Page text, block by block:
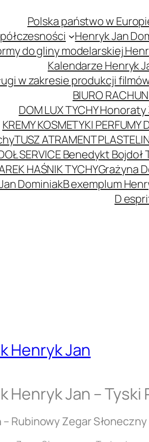
Polska państwo w
Henryk Jan
do gliny modelarskiej
Kalendarze Henryk
w zakresie produkcji
BIURO
DOM LUX TYCHY
KREMY KOSMETYKI PERFUMY
TUSZ ATRAMENT
SERVICE Benedykt Bojdoł
HAŚNIK TYCHYGrażyna
DominiakB exemplum
D
Henryk Jan
Henryk Jan –
Rubinowy Zegar